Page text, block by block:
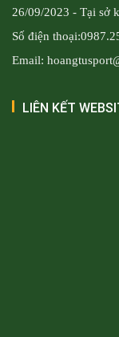
26/09/2023 - Tại sở
Số điện
Email:
LIÊN KẾT